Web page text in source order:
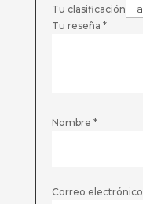
Tu clasificación
Tu reseña *
Nombre *
Correo electrónico